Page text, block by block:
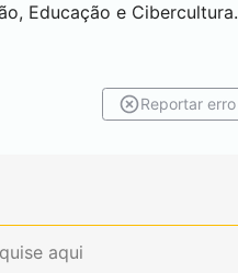
Educação e Cibercultura.
Reportar erro